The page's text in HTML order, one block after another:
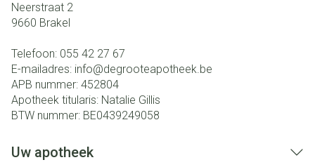
Neerstraat 2
9660 Brakel
Telefoon: 055 42 27 67
E-mailadres: info@degrooteapotheek.be
APB nummer: 452804
Apotheek titularis: Natalie Gillis
BTW nummer: BE0439249058
Uw apotheek